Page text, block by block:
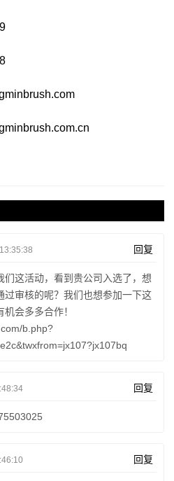
回复
们这活动，看到贵公司入选了，想
过审核的呢？我们也想参加一下这
会多多合作！
b.php?
回复
回复